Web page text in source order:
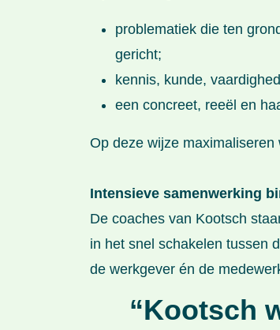
problematiek die ten
gericht;
kennis, kunde,
een concreet, reeël en
Op deze wijze
Intensieve samenwerking
De coaches van Kootsch
in het snel schakelen tussen
de werkgever én de
“Kootsch